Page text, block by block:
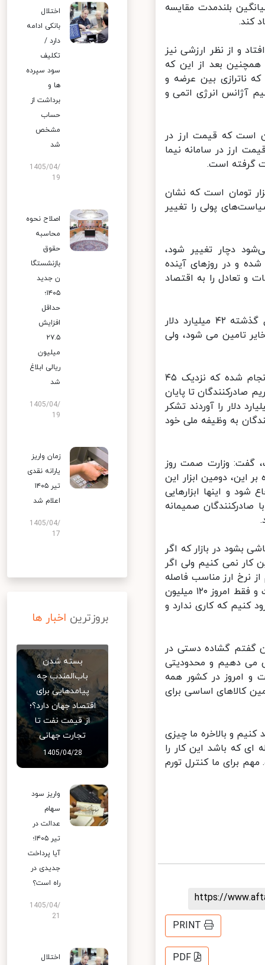
بوده که اگر با میانگین بلندمدت مقایسه
و از نظر ارزشی نیز
بعد از این که
ناترازی بین عرضه و
آژانس انرژی اتمی و
که قیمت ارز در
ارز در سامانه نیما
میانگین یک ماه گذشته درهم ۴۴۰۰ تومان و دلار ۱۶ هزار تومان است که نشان
پولی را تغییر
دچار تغییر شود،
و در روزهای آینده
تعادل را به اقتصاد
همتی در ادامه با اشاره به عبور از اقتصاد نفتی به غیرنفتی، گفت: سال گذشته ۴۲ میلیارد دلار
تامین می شود، ولی
وی با اشاره به اینکه در دو سال گذشته حدود ۷۲ میلیارد دلار صادرات انجام شده که نزدیک ۴۵
و امیدواریم صادرکنندگان تا پایان
بدهند. از شخصیت های حقیقی و حقوقی که ۴۵ میلیارد دلار را آوردند تشکر
به وظیفه ملی خود
گفت: وزارت صمت روز
این، دومین ابزار این
و اینها ابزارهایی
صمیمانه
بشود در بازار که اگر
نمی کنیم ولی اگر
ارز مناسب فاصله
بگیریم و بیشتر دخالت بانک مرکزی برای تامین منابع مورد نیاز واردات است و فقط امروز ۱۲۰ میلیون
کنیم که کاری ندارد و
گشاده دستی در
می دهیم و محدودیتی
امروز در کشور همه
کالاهای اساسی برای
و بالاخره ما چیزی
ای که باشد این کار را
برای ما کنترل تورم
https://
PRINT
PDF
اختلال
بانکی ادامه
دارد /
تکلیف
سود سپرده
ها و
برداشت از
حساب
مشخص
شد
1405/04/
19
اصلاح نحوه
محاسبه
حقوق
بازنشستگا
ن جدید
۱۴۰۵؛
حداقل
افزایش
۲۷.۵
میلیون
ریالی ابلاغ
شد
1405/04/
19
زمان واریز
یارانه نقدی
تیر ۱۴۰۵
اعلام شد
1405/04/
17
بروزترین اخبار ها
بسته شدن
باب‌المندب چه
پیامدهایی برای
اقتصاد جهان دارد؟؛
از قیمت نفت تا
تجارت جهانی
1405/04/28
واریز سود
سهام
عدالت در
تیر ۱۴۰۵؛
آیا پرداخت
جدیدی در
راه است؟
1405/04/
اختلال